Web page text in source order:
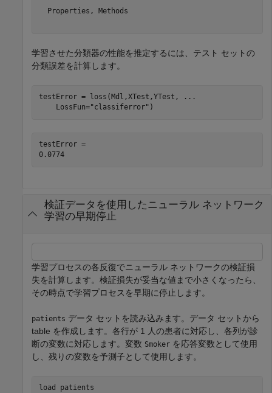
  Properties, Methods
学習させた分類器の性能を推定するには、テスト セットの
分類誤差を計算します。
testError = loss(Mdl,XTest,YTest,
...
    LossFun=
"classiferror" )
testError =
0.0774
検証データを使用したニューラル ネットワーク
学習の早期停止
学習プロセスの各反復でニューラル ネットワークの検証損
失を計算します。検証損失が妥当な値まで小さくなったら、
その時点で学習プロセスを早期に停止します。
patients データ セットを読み込みます。データ セットから
table を作成します。各行が 1 人の患者に対応し、各列が診
断の変数に対応します。変数 Smoker を応答変数として使用
し、残りの変数を予測子として使用します。
load
patients